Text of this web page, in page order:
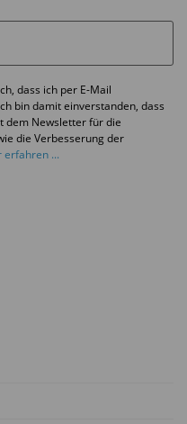
dass ich per E-Mail
bin damit einverstanden, dass
dem Newsletter für die
die Verbesserung der
erfahren ...